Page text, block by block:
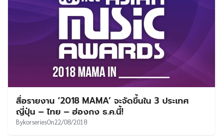
สื่อรายงาน ‘2018 MAMA’ จะจัดขึ้นใน 3 ประเทศ
ญี่ปุ่น – ไทย – ฮ่องกง ธ.ค.นี้!
BykorseriesOn22/08/2018